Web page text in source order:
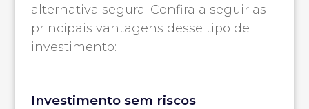
alternativa segura. Confira a seguir as
principais vantagens desse tipo de
investimento:
Investimento sem riscos